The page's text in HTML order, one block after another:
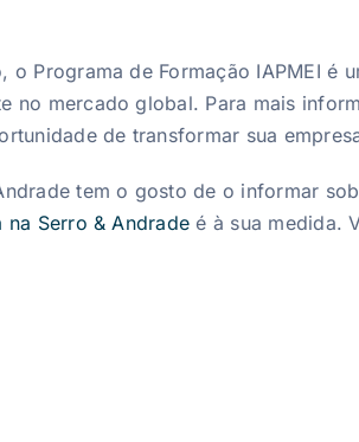
o Programa de Formação IAPMEI é
no mercado global. Para mais
de transformar sua
tem o gosto de o informar
na Serro & Andrade é à sua medida.